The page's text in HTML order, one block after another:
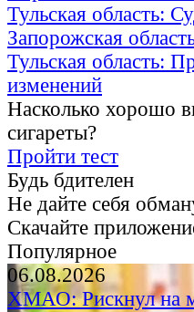
Тульская область:
Запорожская
Тульская область:
изменений
Насколько хорошо
сигареты?
Пройти тест
Будь бдителен
Не дайте себя
Скачайте
Популярное
06.08.2026
ХМАО: Рискнул на